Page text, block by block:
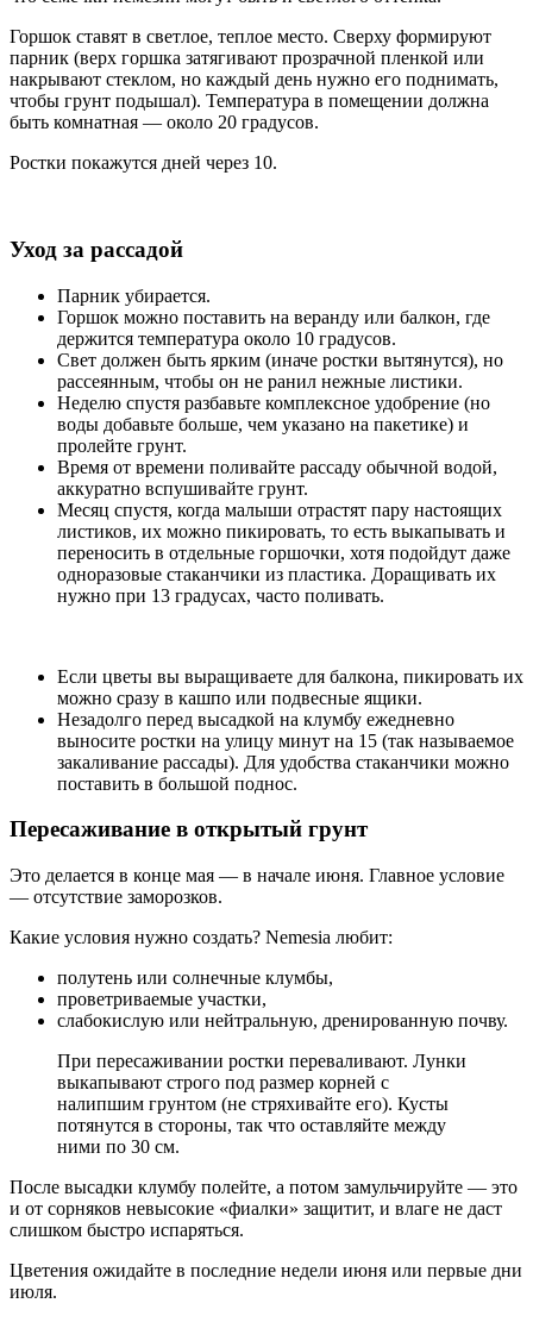
Горшок ставят в светлое, теплое место. Сверху формируют
парник (верх горшка затягивают прозрачной пленкой или
накрывают стеклом, но каждый день нужно его поднимать,
чтобы грунт подышал). Температура в помещении должна
быть комнатная — около 20 градусов.
Ростки покажутся дней через 10.
Уход за рассадой
Парник убирается.
Горшок можно поставить на веранду или балкон, где
держится температура около 10 градусов.
Свет должен быть ярким (иначе ростки вытянутся), но
рассеянным, чтобы он не ранил нежные листики.
Неделю спустя разбавьте комплексное удобрение (но
воды добавьте больше, чем указано на пакетике) и
пролейте грунт.
Время от времени поливайте рассаду обычной водой,
аккуратно вспушивайте грунт.
Месяц спустя, когда малыши отрастят пару настоящих
листиков, их можно пикировать, то есть выкапывать и
переносить в отдельные горшочки, хотя подойдут даже
одноразовые стаканчики из пластика. Доращивать их
нужно при 13 градусах, часто поливать.
Если цветы вы выращиваете для балкона, пикировать их
можно сразу в кашпо или подвесные ящики.
Незадолго перед высадкой на клумбу ежедневно
выносите ростки на улицу минут на 15 (так называемое
закаливание рассады). Для удобства стаканчики можно
поставить в большой поднос.
Пересаживание в открытый грунт
Это делается в конце мая — в начале июня. Главное условие
— отсутствие заморозков.
Какие условия нужно создать? Nemesia любит:
полутень или солнечные клумбы,
проветриваемые участки,
слабокислую или нейтральную, дренированную почву.
При пересаживании ростки переваливают. Лунки
выкапывают строго под размер корней с
налипшим грунтом (не стряхивайте его). Кусты
потянутся в стороны, так что оставляйте между
ними по 30 см.
После высадки клумбу полейте, а потом замульчируйте — это
и от сорняков невысокие «фиалки» защитит, и влаге не даст
слишком быстро испаряться.
Цветения ожидайте в последние недели июня или первые дни
июля.